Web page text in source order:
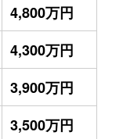
4,800万円
4,300万円
3,900万円
3,500万円